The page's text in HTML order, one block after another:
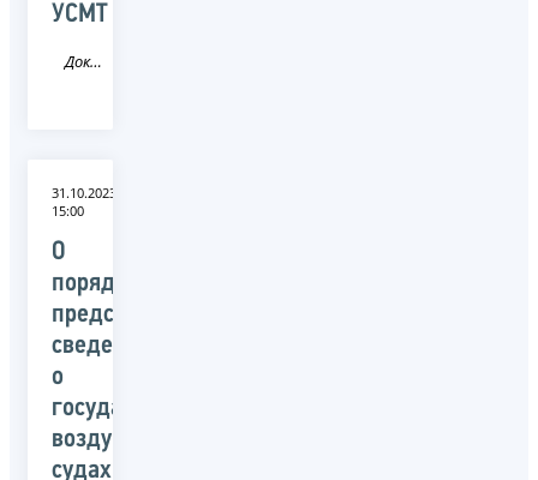
УСМТ
Документ
31.10.2023
15:00
О
порядке
представления
сведений
о
государственных
воздушных
судах